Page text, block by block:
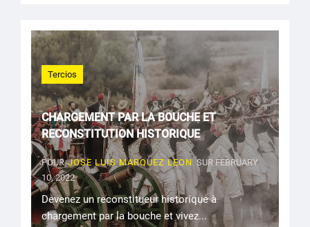
Tercios
CHARGEMENT PAR LA BOUCHE ET
RECONSTITUTION HISTORIQUE
POUR JOSE LUIS MARQUEZ LEON SUR FEBRUARY
10, 2022
Devenez un reconstitueur historique à
chargement par la bouche et vivez...